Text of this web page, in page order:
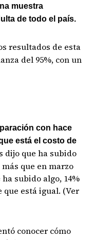
muestra
de todo el país.
resultados de esta
del 95%, con un
con hace
está el costo de
dijo que ha subido
que en marzo
subido algo, 14%
que está igual. (Ver
conocer cómo